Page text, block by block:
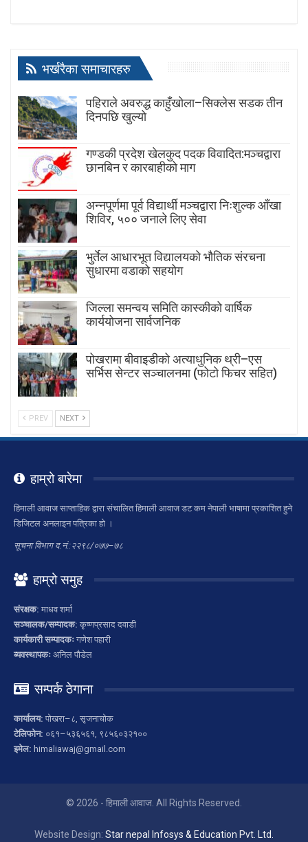
भर्खरैका समाचारहरु
पहिराले अवरुद्ध काहुँखोला–सिक्लेस सडक तीन
दिनपछि खुल्यो
गण्डकी प्रदेश खेलकुद पदक विवादित:मञ्चद्वारा
छानबिन र कारबाहीको माग
अन्नपूर्णमा पूर्व विद्यार्थी मञ्चद्वारा निःशुल्क आँखा
शिविर, ५०० जनाले लिए सेवा
भुर्तेल आधारभूत विद्यालयको भौतिक संरचना
सुधारमा वडाको सहयोग
जिल्ला समन्वय समिति कास्कीको वार्षिक
कार्ययोजना सार्वजनिक
पोखरामा बीवाइडीको अत्याधुनिक थ्री–एस
सर्भिस सेन्टर सञ्चालनमा (फोटो फिचर सहित)
PREV NEXT
हाम्रो बारेमा
हिमाली आवाज साप्ताहिक द्वारा संचालित हिमाली आवाज डट कम नेपाली भाषामा प्रकाशित हुने
डिजिटल अनलाइन पत्रिका हो ।
सूचना विभाग द.नं.:२२९८/०७७–७८
हाम्रो समुह
संरक्षक: माधव शर्मा
सञ्चालक/सम्पादक: कृष्णप्रसाद दवाडी
कार्यकारी सम्पादकः गणेश पहारी
ब्यवस्थापकः अनिल पौडेल
सम्पर्क ठेगाना
कार्यालय: पोखरा–८, सृजनाचोक
टेलिफोन: ०६१–५३६५६१, ९८५६०३२१००
इमेल: himaliawaj@gmail.com
© 2026 - हिमाली आवाज. All Rights Reserved.
Website Design: Star nepal Infosys & Education Pvt. Ltd.